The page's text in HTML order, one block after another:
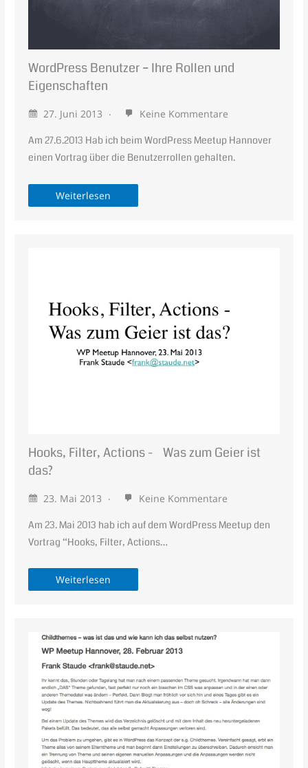
WordPress Benutzer – Ihre Rollen und
Eigenschaften
27. Juni 2013 Keine Kommentare
Am 27.6.2013 Hab ich beim WordPress Meetup Hannover
einen Vortrag über die Benutzerrollen gehalten.
Weiterlesen
Hooks, Filter, Actions - Was zum Geier ist
das?
23. Mai 2013 Keine Kommentare
Am 23. Mai 2013 hab ich auf dem WordPress Meetup den
Vortrag “Hooks, Filter, Actions…
Weiterlesen